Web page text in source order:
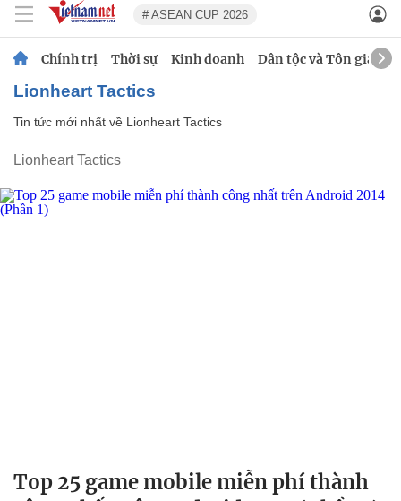
# ASEAN CUP 2026
Chính trị Thời sự Kinh doanh Dân tộc và Tôn giáo
Lionheart Tactics
Tin tức mới nhất về Lionheart Tactics
Lionheart Tactics
Top 25 game mobile miễn phí thành